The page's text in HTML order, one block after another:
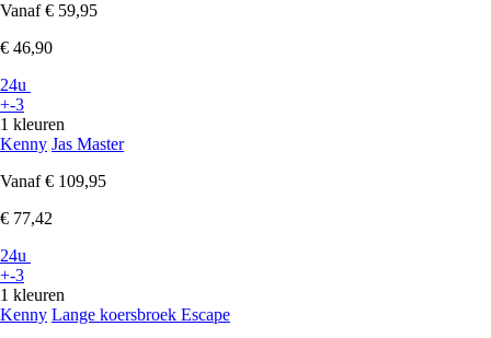
Vanaf € 59,95
€ 46,90
24u
+-3
1 kleuren
Kenny Jas Master
Vanaf € 109,95
€ 77,42
24u
+-3
1 kleuren
Kenny Lange koersbroek Escape